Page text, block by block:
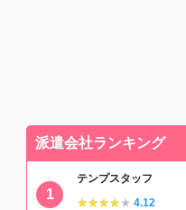
派遣会社ランキング
テンプスタッフ
★★★★★
★★★★★ 4.12